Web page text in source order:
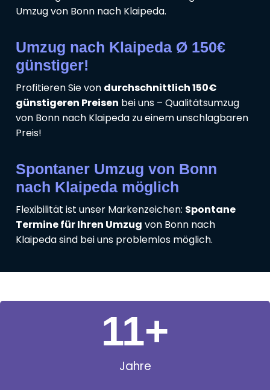
Umzug von Bonn nach Klaipeda.
Umzug nach Klaipeda Ø 150€
günstiger!
Profitieren Sie von durchschnittlich 150€
günstigeren Preisen bei uns – Qualitätsumzug
von Bonn nach Klaipeda zu einem unschlagbaren
Preis!
Spontaner Umzug von Bonn
nach Klaipeda möglich
Flexibilität ist unser Markenzeichen: Spontane
Termine für Ihren Umzug von Bonn nach
Klaipeda sind bei uns problemlos möglich.
Jahre
11+